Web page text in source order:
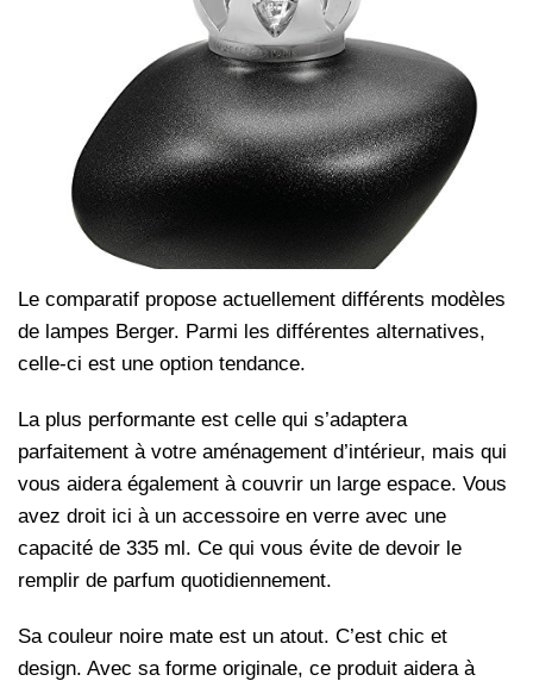
Le comparatif propose actuellement différents modèles
de lampes Berger. Parmi les différentes alternatives,
celle-ci est une option tendance.
La plus performante est celle qui s’adaptera
parfaitement à votre aménagement d’intérieur, mais qui
vous aidera également à couvrir un large espace. Vous
avez droit ici à un accessoire en verre avec une
capacité de 335 ml. Ce qui vous évite de devoir le
remplir de parfum quotidiennement.
Sa couleur noire mate est un atout. C’est chic et
design. Avec sa forme originale, ce produit aidera à